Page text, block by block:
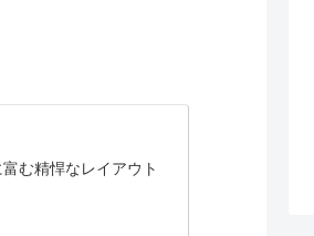
む精悍なレイアウト